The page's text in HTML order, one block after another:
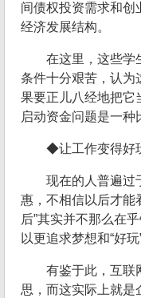
间债权投资需求和创
经济发展结构。
在这里，这些学
条件十分艰苦，认为
果要正儿八经地把它
启动资金问题是一种
◆让工作变得好
现在的人普遍过
惠，不相信以后才能
后”其实并不那么在
以更追求梦想和“好玩
有鉴于此，互联
思，而这实际上就是